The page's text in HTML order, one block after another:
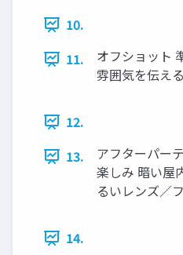
10.
11.
オフショット
雰囲気を伝える
12.
13.
アフターパー
楽しみ 暗い屋
るいレンズ／
14.